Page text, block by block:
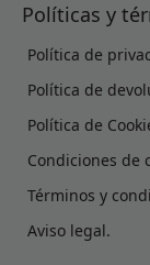
Políticas y
Política de
Política de
Política de
Condiciones de
Términos y
Aviso legal.